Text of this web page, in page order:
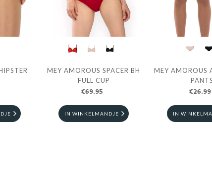
MEY AMOROUS AMERICAN-
IN WINKELMANDJE
MEY AMOROUS HIPSTER
MILK'N COFFEE
€20.96
IN WINKELMANDJE